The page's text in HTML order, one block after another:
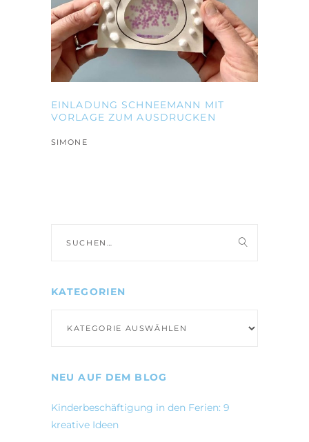
EINLADUNG SCHNEEMANN MIT
VORLAGE ZUM AUSDRUCKEN
SIMONE
nach:
KATEGORIEN
NEU AUF DEM BLOG
Kinderbeschäftigung in den Ferien: 9
kreative Ideen